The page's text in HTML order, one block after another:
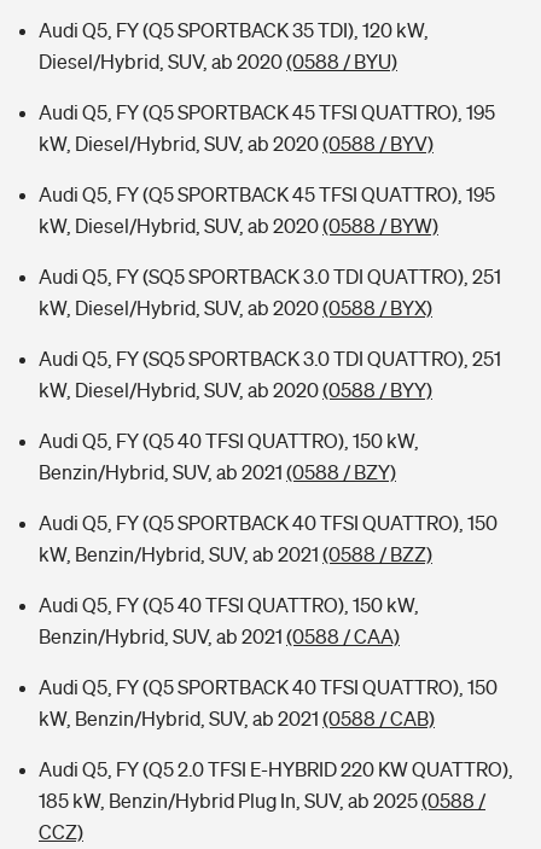
Audi Q5, FY (Q5 SPORTBACK 35 TDI), 120 kW,
Diesel/Hybrid, SUV, ab 2020(0588 / BYU)
Audi Q5, FY (Q5 SPORTBACK 45 TFSI QUATTRO), 195
kW, Diesel/Hybrid, SUV, ab 2020(0588 / BYV)
Audi Q5, FY (Q5 SPORTBACK 45 TFSI QUATTRO), 195
kW, Diesel/Hybrid, SUV, ab 2020(0588 / BYW)
Audi Q5, FY (SQ5 SPORTBACK 3.0 TDI QUATTRO), 251
kW, Diesel/Hybrid, SUV, ab 2020(0588 / BYX)
Audi Q5, FY (SQ5 SPORTBACK 3.0 TDI QUATTRO), 251
kW, Diesel/Hybrid, SUV, ab 2020(0588 / BYY)
Audi Q5, FY (Q5 40 TFSI QUATTRO), 150 kW,
Benzin/Hybrid, SUV, ab 2021 (0588 / BZY)
Audi Q5, FY (Q5 SPORTBACK 40 TFSI QUATTRO), 150
kW, Benzin/Hybrid, SUV, ab 2021 (0588 / BZZ)
Audi Q5, FY (Q5 40 TFSI QUATTRO), 150 kW,
Benzin/Hybrid, SUV, ab 2021 (0588 / CAA)
Audi Q5, FY (Q5 SPORTBACK 40 TFSI QUATTRO), 150
kW, Benzin/Hybrid, SUV, ab 2021 (0588 / CAB)
Audi Q5, FY (Q5 2.0 TFSI E-HYBRID 220 KW QUATTRO),
185 kW, Benzin/Hybrid Plug In, SUV, ab 2025(0588 /
CCZ)